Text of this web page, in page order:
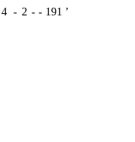
4 - 2 - - 191 ʼ